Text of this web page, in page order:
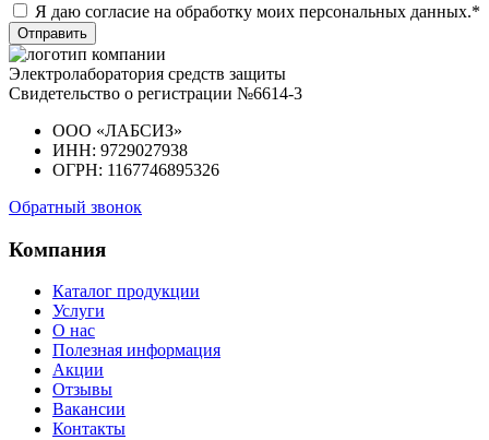
Я даю согласие на обработку моих персональных данных.*
Отправить
Электролаборатория средств защиты
Свидетельство о регистрации №6614-3
ООО «ЛАБСИЗ»
ИНН: 9729027938
ОГРН: 1167746895326
Обратный звонок
Компания
Каталог продукции
Услуги
О нас
Полезная информация
Акции
Отзывы
Вакансии
Контакты